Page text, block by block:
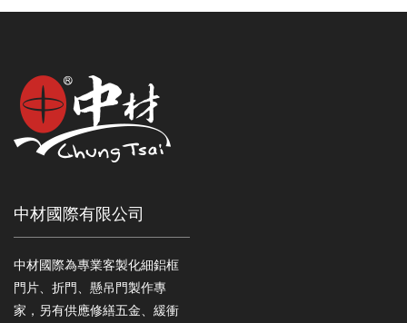
中材國際有限公司
中材國際為專業客製化細鋁框
門片、折門、懸吊門製作專
家，另有供應修繕五金、緩衝